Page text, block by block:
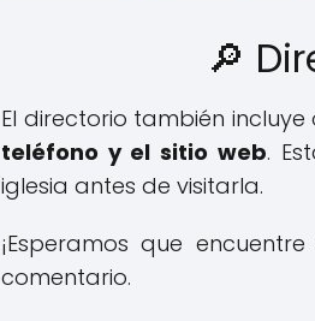
🔎
El directorio también
teléfono y el sitio web.
iglesia antes de visitarla.
¡Esperamos que
comentario.